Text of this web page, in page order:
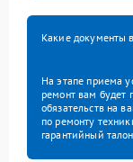
Какие документы
На этапе приема
ремонт вам будет
обязательств на
по ремонту
гарантийный